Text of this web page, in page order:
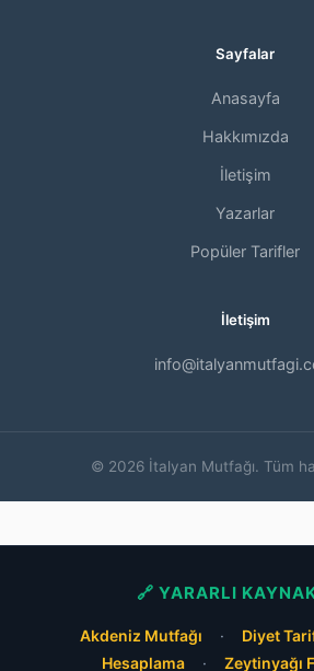
Sayfalar
Anasayfa
Hakkımızda
İletişim
Yazarlar
Popüler Tarifler
İletişim
© 2026 İtalyan Mutfağı. Tüm
🔗 YARARLI
Akdeniz Mutfağı · Diyet
Hesaplama
· Zeytinyağı